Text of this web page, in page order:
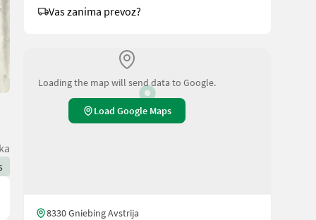
Vas zanima prevoz?
Loading the map will send data to Google.
Load Google Maps
8330 Gniebing Avstrija